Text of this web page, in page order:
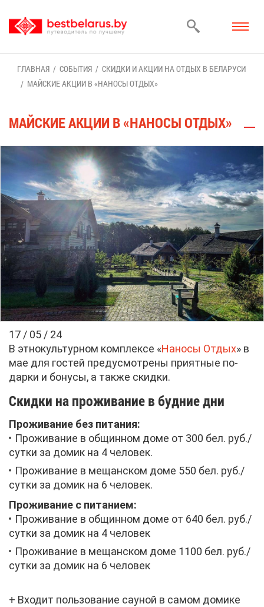
ГЛАВ­НАЯ СО­БЫ­ТИЯ
СКИД­КИ И АК­ЦИИ НА ОТ­ДЫХ В БЕ­ЛА­РУ­СИ
МАЙ­СКИЕ АК­ЦИИ В «НА­НО­СЫ ОТ­ДЫХ»
МАЙ­СКИЕ АК­ЦИИ В «НА­НО­СЫ ОТ­ДЫХ»
17 / 05 / 24
В эт­но­куль­тур­ном ком­плек­се «На­но­сы От­дых» в
мае для го­стей преду­смот­ре­ны при­ят­ные по­
дар­ки и бо­ну­сы, а та­к­же скид­ки.
Скид­ки на про­жи­ва­ние в буд­ние дни
Про­жи­ва­ние без пи­та­ния:
Про­жи­ва­ние в об­щин­ном до­ме от 300 бел. руб./
сут­ки за до­мик на 4 че­ло­век.
Про­жи­ва­ние в ме­щан­ском до­ме 550 бел. руб./
сут­ки за до­мик на 6 че­ло­век.
Про­жи­ва­ние с пи­та­ни­ем:
Про­жи­ва­ние в об­щин­ном до­ме от 640 бел. руб./
сут­ки за до­мик на 4 че­ло­век
Про­жи­ва­ние в ме­щан­ском до­ме 1100 бел. руб./
сут­ки за до­мик на 6 че­ло­век
+ Вхо­дит поль­зо­ва­ние сау­ной в са­мом до­ми­ке